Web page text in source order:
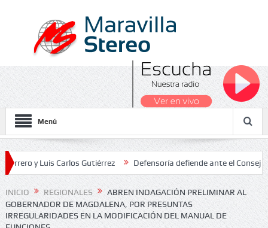
Menú
Carlos Gutiérrez Defensoría defiende ante el Consejo de
Nacionales 2026
INICIO REGIONALES
ABREN INDAGACIÓN PRELIMINAR AL
GOBERNADOR DE MAGDALENA, POR PRESUNTAS
IRREGULARIDADES EN LA MODIFICACIÓN DEL MANUAL DE